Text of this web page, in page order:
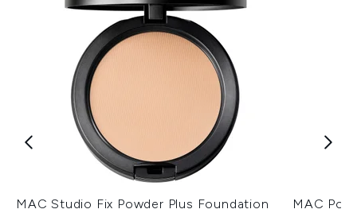
MAC Studio Fix Powder Plus Foundation MAC